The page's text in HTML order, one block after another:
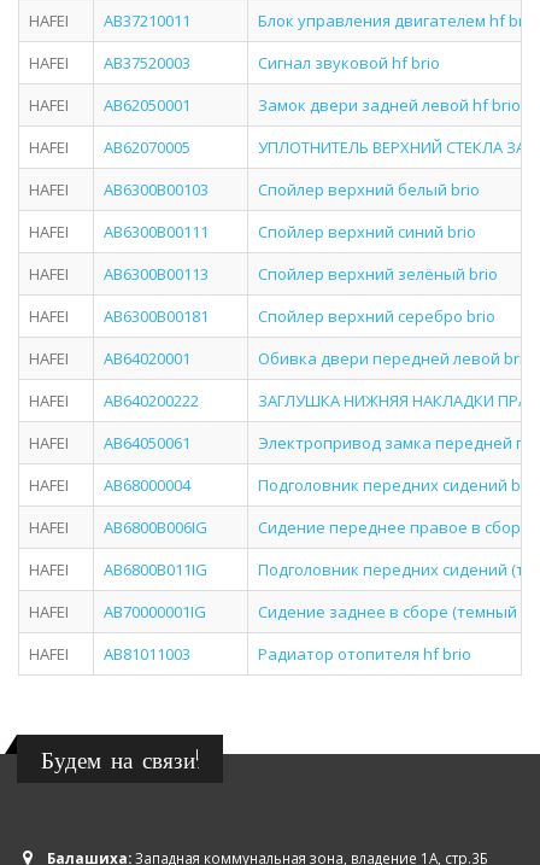
HAFEI
AB37210011
Блок управления двигателем hf brio
HAFEI
AB37520003
Сигнал звуковой hf brio
HAFEI
AB62050001
Замок двери задней левой hf brio
HAFEI
AB62070005
УПЛОТНИТЕЛЬ ВЕРХНИЙ СТЕКЛА
HAFEI
AB6300B00103
Спойлер верхний белый brio
HAFEI
AB6300B00111
Спойлер верхний синий brio
HAFEI
AB6300B00113
Спойлер верхний зелёный brio
HAFEI
AB6300B00181
Спойлер верхний серебро brio
HAFEI
AB64020001
Обивка двери передней левой brio
HAFEI
AB640200222
ЗАГЛУШКА НИЖНЯЯ НАКЛАДКИ
HAFEI
AB64050061
Электропривод замка передней
HAFEI
AB68000004
Подголовник передних сидений brio
HAFEI
AB6800B006IG
Сидение переднее правое в сборе
HAFEI
AB6800B011IG
Подголовник передних сидений
HAFEI
AB70000001IG
Сидение заднее в сборе (темный
HAFEI
AB81011003 Радиатор отопителя hf brio
Будем на связи!
Балашиха:Западная коммунальная зона, владение 1А, стр.3Б